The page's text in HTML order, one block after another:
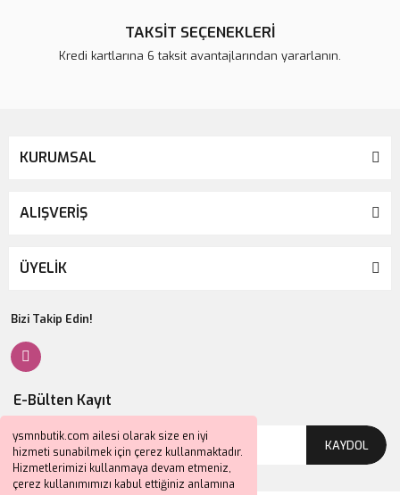
ysmnbutik.com ailesi olarak size en iyi
hizmeti sunabilmek için çerez kullanmaktadır.
Hizmetlerimizi kullanmaya devam etmeniz,
çerez kullanımımızı kabul ettiğiniz anlamına
TAKSİT SEÇENEKLERİ
Kredi kartlarına 6 taksit avantajlarından yararlanın.
KURUMSAL
ALIŞVERİŞ
ÜYELİK
Bizi Takip Edin!
E-Bülten Kayıt
KAYDOL